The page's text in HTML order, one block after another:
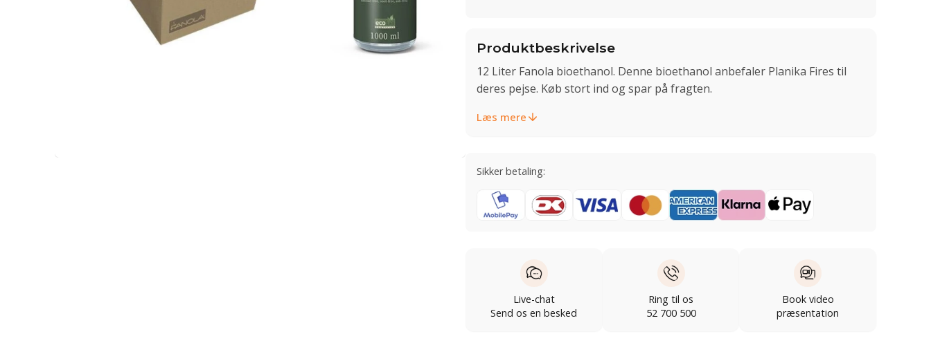
Produktbeskrivelse
12 Liter Fanola bioethanol. Denne bioethanol anbefaler Planika Fires til
deres pejse. Køb stort ind og spar på fragten.
Læs mere
Sikker betaling:
Live-chat
Send os en besked
Ring til os
52 700 500
Book video
præsentation